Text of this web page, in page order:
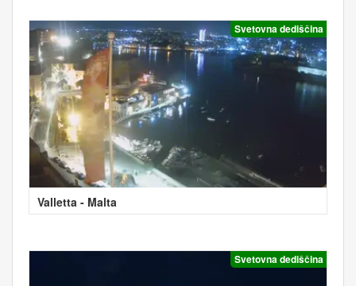
Svetovna dediščina
Valletta - Malta
Svetovna dediščina